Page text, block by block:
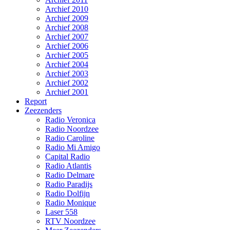
Archief 2010
Archief 2009
Archief 2008
Archief 2007
Archief 2006
Archief 2005
Archief 2004
Archief 2003
Archief 2002
Archief 2001
Report
Zeezenders
Radio Veronica
Radio Noordzee
Radio Caroline
Radio Mi Amigo
Capital Radio
Radio Atlantis
Radio Delmare
Radio Paradijs
Radio Dolfijn
Radio Monique
Laser 558
RTV Noordzee